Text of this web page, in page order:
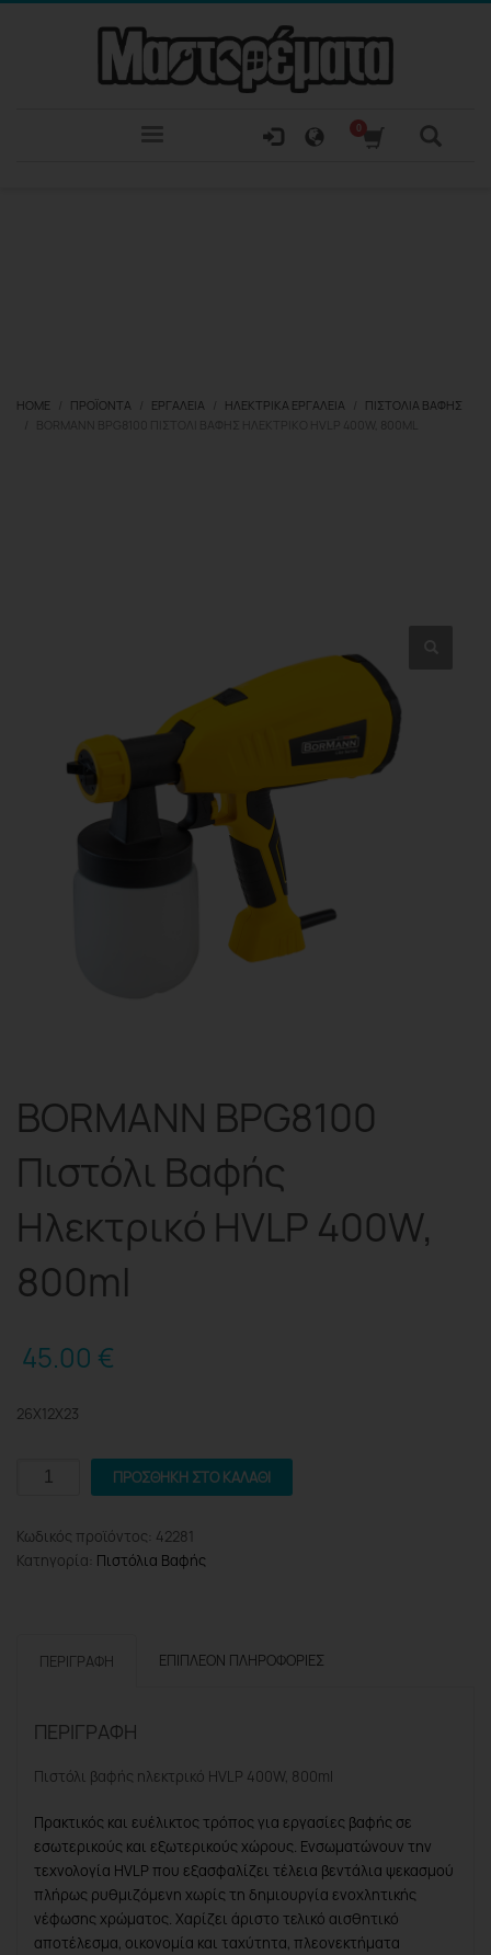
HOME ΠΡΟΪΌΝΤΑ ΕΡΓΑΛΕΊΑ ΗΛΕΚΤΡΙΚΆ ΕΡΓΑΛΕΊΑ
ΠΙΣΤΌΛΙΑ ΒΑΦΉΣ
BORMANN BPG8100 ΠΙΣΤΌΛΙ ΒΑΦΉΣ ΗΛΕΚΤΡΙΚΌ HVLP 400W, 800ML
BORMANN BPG8100
Πιστόλι Βαφής
Ηλεκτρικό HVLP 400W,
800ml
45.00 €
26X12X23
BORMANN
Βαφής
Ηλεκτρικό
ποσότητα
ΠΡΟΣΘΉΚΗ ΣΤΟ ΚΑΛΆΘΙ
Κωδικός προϊόντος: 42281
Κατηγορία: Πιστόλια Βαφής
ΠΕΡΙΓΡΑΦΉ ΕΠΙΠΛΈΟΝ ΠΛΗΡΟΦΟΡΊΕΣ
ΠΕΡΙΓΡΑΦΉ
Πιστόλι βαφής ηλεκτρικό HVLP 400W, 800ml
Πρακτικός και ευέλικτος τρόπος για εργασίες βαφής σε
εσωτερικούς και εξωτερικούς χώρους. Ενσωματώνουν την
τεχνολογία HVLP που εξασφαλίζει τέλεια βεντάλια ψεκασμού
πλήρως ρυθμιζόμενη χωρίς τη δημιουργία ενοχλητικής
νέφωσης χρώματος. Χαρίζει άριστο τελικό αισθητικό
αποτέλεσμα, οικονομία και ταχύτητα, πλεονεκτήματα